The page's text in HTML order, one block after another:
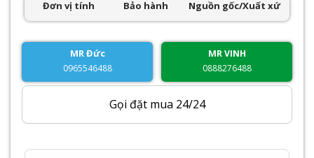
23,500,000₫.
Đơn vị tính Bảo hành Nguồn gốc/Xuất xứ
MR Đức
0965546488
MR VINH
0888276488
Gọi đặt mua 24/24